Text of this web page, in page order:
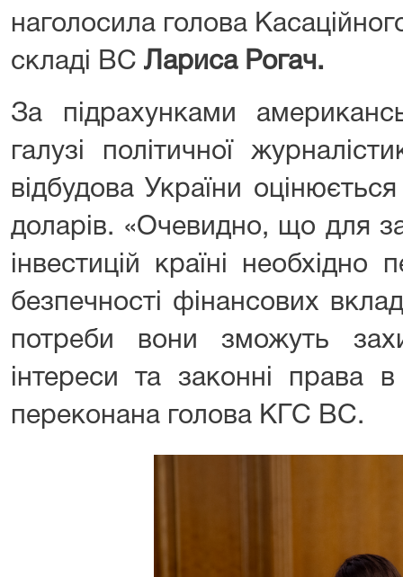
наголосила голова
складі ВС Лариса Рогач.
За підрахунками
галузі політичної
відбудова України
доларів. «Очевидно, що для
інвестицій країні необхідно
безпечності фінансових
потреби вони зможуть
інтереси та законні права
переконана голова КГС ВС.